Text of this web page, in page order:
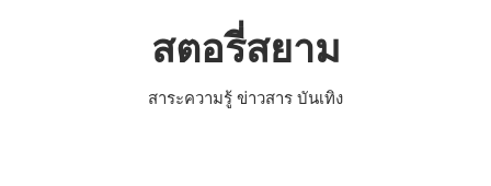
สตอรี่สยาม
สาระความรู้ ข่าวสาร บันเทิง